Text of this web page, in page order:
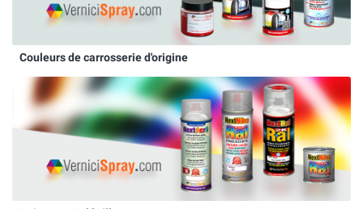
Couleurs de carrosserie d'origine